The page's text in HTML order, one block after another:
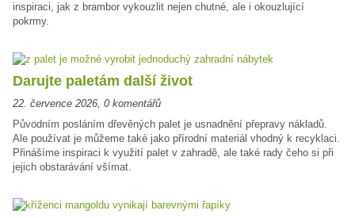
inspiraci, jak z brambor vykouzlit nejen chutné, ale i okouzlující
pokrmy.
Darujte paletám další život
22. července 2026, 0 komentářů
Původním posláním dřevěných palet je usnadnění přepravy nákladů.
Ale používat je můžeme také jako přírodní materiál vhodný k recyklaci.
Přinášíme inspiraci k využití palet v zahradě, ale také rady čeho si při
jejich obstarávání všímat.